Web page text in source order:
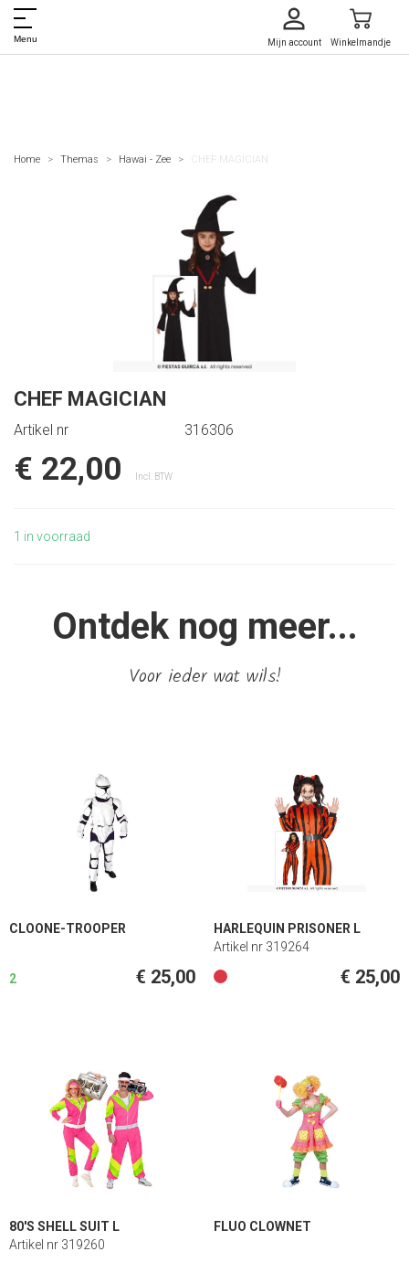
Menu Mijn account Winkelmandje
Home Themas Hawai - Zee CHEF MAGICIAN
CHEF MAGICIAN
Artikel nr 316306
€ 22,00 Incl. BTW
1 in voorraad
Ontdek nog meer...
Voor ieder wat wils!
CLOONE-TROOPER
2 € 25,00
HARLEQUIN PRISONER L
Artikel nr 319264
€ 25,00
80'S SHELL SUIT L
Artikel nr 319260
FLUO CLOWNET